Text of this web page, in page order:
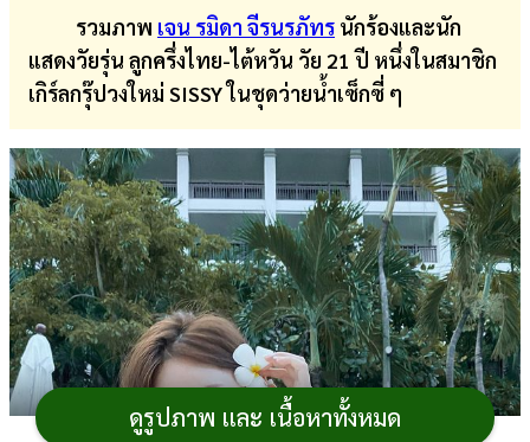
รวมภาพ เจน รมิดา จีรนรภัทร นักร้องและนัก
แสดงวัยรุ่น ลูกครึ่งไทย-ไต้หวัน วัย 21 ปี หนึ่งในสมาชิก
เกิร์ลกรุ๊ปวงใหม่ SISSY ในชุดว่ายน้ำเซ็กซี่ ๆ
ดูรูปภาพ และ เนื้อหาทั้งหมด
ผล
บอล
สด
การ
เงิน
การ
ศึกษา
บันเทิง
ดู